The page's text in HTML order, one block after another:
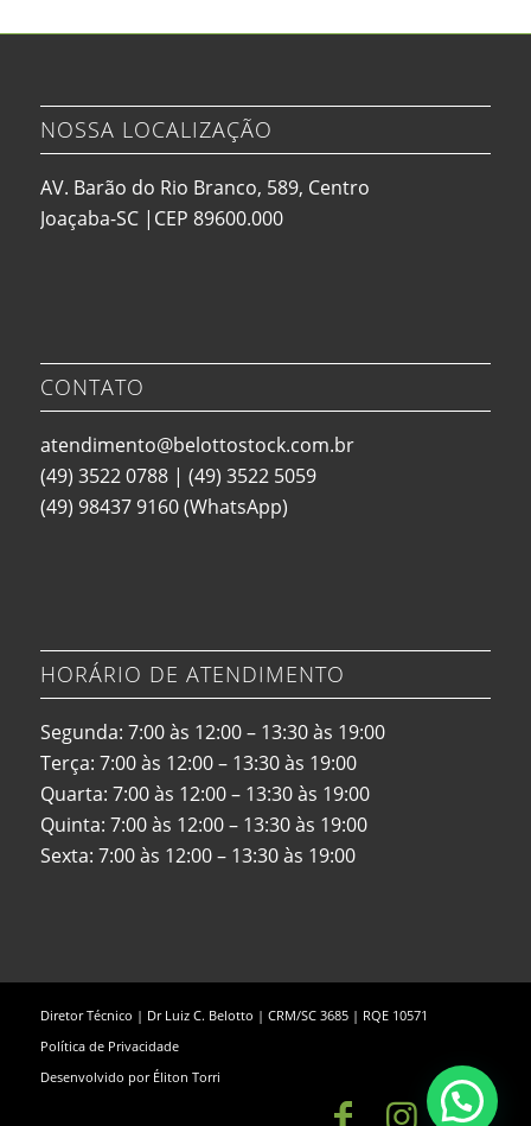
NOSSA LOCALIZAÇÃO
AV. Barão do Rio Branco, 589, Centro
Joaçaba-SC |CEP 89600.000
CONTATO
atendimento@belottostock.com.br
(49) 3522 0788| (49) 3522 5059
(49) 98437 9160(WhatsApp)
HORÁRIO DE ATENDIMENTO
Segunda: 7:00 às 12:00 – 13:30 às 19:00
Terça: 7:00 às 12:00 – 13:30 às 19:00
Quarta: 7:00 às 12:00 – 13:30 às 19:00
Quinta: 7:00 às 12:00 – 13:30 às 19:00
Sexta: 7:00 às 12:00 – 13:30 às 19:00
Diretor Técnico | Dr Luiz C. Belotto | CRM/SC 3685 | RQE 10571
Política de Privacidade
Desenvolvido por Éliton Torri